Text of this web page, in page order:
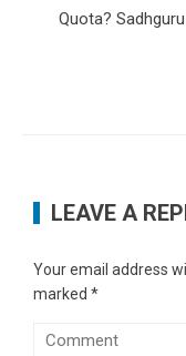
Quota?
LEAVE A
Your email address
marked *